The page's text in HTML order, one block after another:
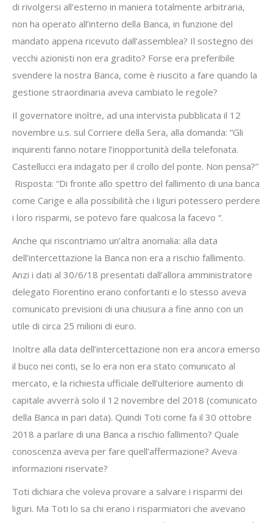
di rivolgersi all’esterno in maniera totalmente arbitraria,
non ha operato all’interno della Banca, in funzione del
mandato appena ricevuto dall’assemblea? Il sostegno dei
vecchi azionisti non era gradito? Forse era preferibile
svendere la nostra Banca, come è riuscito a fare quando la
gestione straordinaria aveva cambiato le regole?
Il governatore inoltre, ad una intervista pubblicata il 12
novembre u.s. sul Corriere della Sera, alla domanda: “Gli
inquirenti fanno notare l’inopportunità della telefonata.
Castellucci era indagato per il crollo del ponte. Non pensa?”
Risposta: “Di fronte allo spettro del fallimento di una banca
come Carige e alla possibilità che i liguri potessero perdere
i loro risparmi, se potevo fare qualcosa la facevo “.
Anche qui riscontriamo un’altra anomalia: alla data
dell’intercettazione la Banca non era a rischio fallimento.
Anzi i dati al 30/6/18 presentati dall’allora amministratore
delegato Fiorentino erano confortanti e lo stesso aveva
comunicato previsioni di una chiusura a fine anno con un
utile di circa 25 milioni di euro.
Inoltre alla data dell’intercettazione non era ancora emerso
il buco nei conti, se lo era non era stato comunicato al
mercato, e la richiesta ufficiale dell’ulteriore aumento di
capitale avverrà solo il 12 novembre del 2018 (comunicato
della Banca in pari data). Quindi Toti come fa il 30 ottobre
2018 a parlare di una Banca a rischio fallimento? Quale
conoscenza aveva per fare quell’affermazione? Aveva
informazioni riservate?
Toti dichiara che voleva provare a salvare i risparmi dei
liguri. Ma Toti lo sa chi erano i risparmiatori che avevano